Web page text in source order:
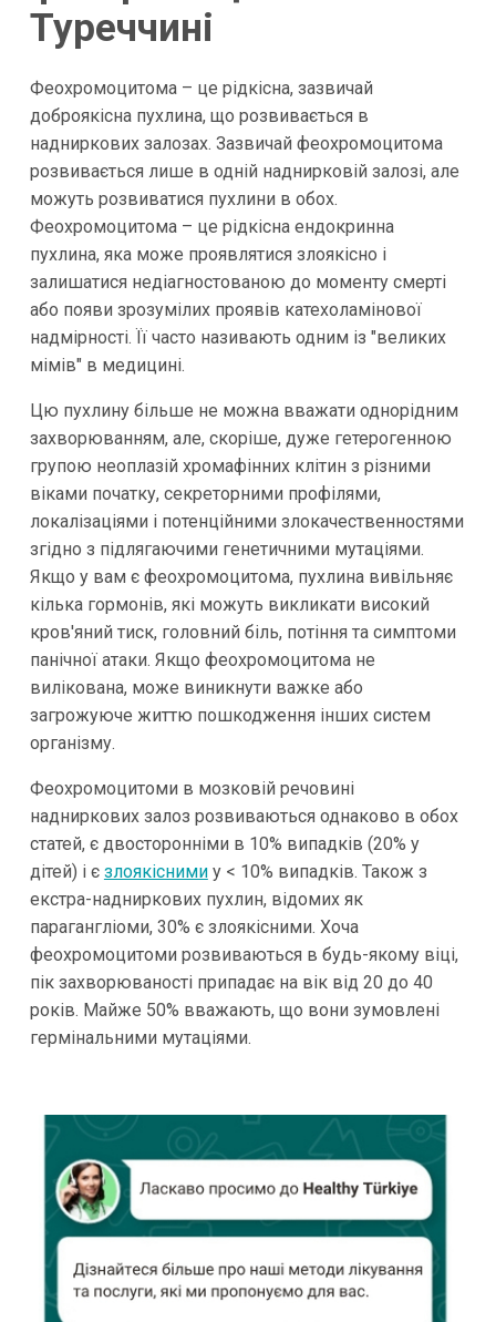
Туреччині
Феохромоцитома – це рідкісна, зазвичай
доброякісна пухлина, що розвивається в
надниркових залозах. Зазвичай феохромоцитома
розвивається лише в одній наднирковій залозі, але
можуть розвиватися пухлини в обох.
Феохромоцитома – це рідкісна ендокринна
пухлина, яка може проявлятися злоякісно і
залишатися недіагностованою до моменту смерті
або появи зрозумілих проявів катехоламінової
надмірності. Її часто називають одним із "великих
мімів" в медицині.
Цю пухлину більше не можна вважати однорідним
захворюванням, але, скоріше, дуже гетерогенною
групою неоплазій хромафінних клітин з різними
віками початку, секреторними профілями,
локалізаціями і потенційними злокачественностями
згідно з підлягаючими генетичними мутаціями.
Якщо у вам є феохромоцитома, пухлина вивільняє
кілька гормонів, які можуть викликати високий
кров'яний тиск, головний біль, потіння та симптоми
панічної атаки. Якщо феохромоцитома не
вилікована, може виникнути важке або
загрожуюче життю пошкодження інших систем
організму.
Феохромоцитоми в мозковій речовині
надниркових залоз розвиваються однаково в обох
статей, є двосторонніми в 10% випадків (20% у
дітей) і є злоякіснимиу < 10% випадків. Також з
екстра-надниркових пухлин, відомих як
парагангліоми, 30% є злоякісними. Хоча
феохромоцитоми розвиваються в будь-якому віці,
пік захворюваності припадає на вік від 20 до 40
років. Майже 50% вважають, що вони зумовлені
гермінальними мутаціями.